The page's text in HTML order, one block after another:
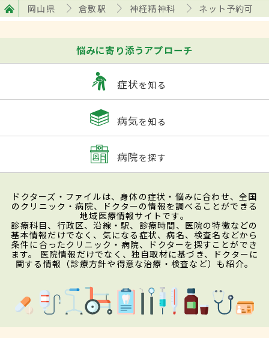
岡山県 倉敷駅 神経精神科 ネット予約可
悩みに寄り添うアプローチ
症状を知る
病気を知る
病院を探す
ドクターズ・ファイルは、身体の症状・悩みに合わせ、全国
のクリニック・病院、ドクターの情報を調べることができる
地域医療情報サイトです。
診療科目、行政区、沿線・駅、診療時間、医院の特徴などの
基本情報だけでなく、気になる症状、病名、検査名などから
条件に合ったクリニック・病院、ドクターを探すことができ
ます。 医院情報だけでなく、独自取材に基づき、ドクターに
関する情報（診療方針や得意な治療・検査など）も紹介。